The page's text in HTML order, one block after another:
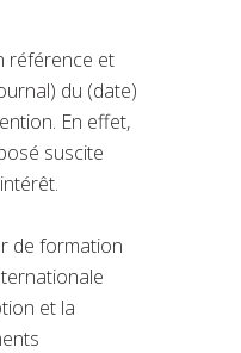
référence et
du (date)
En effet,
suscite
de formation
et la